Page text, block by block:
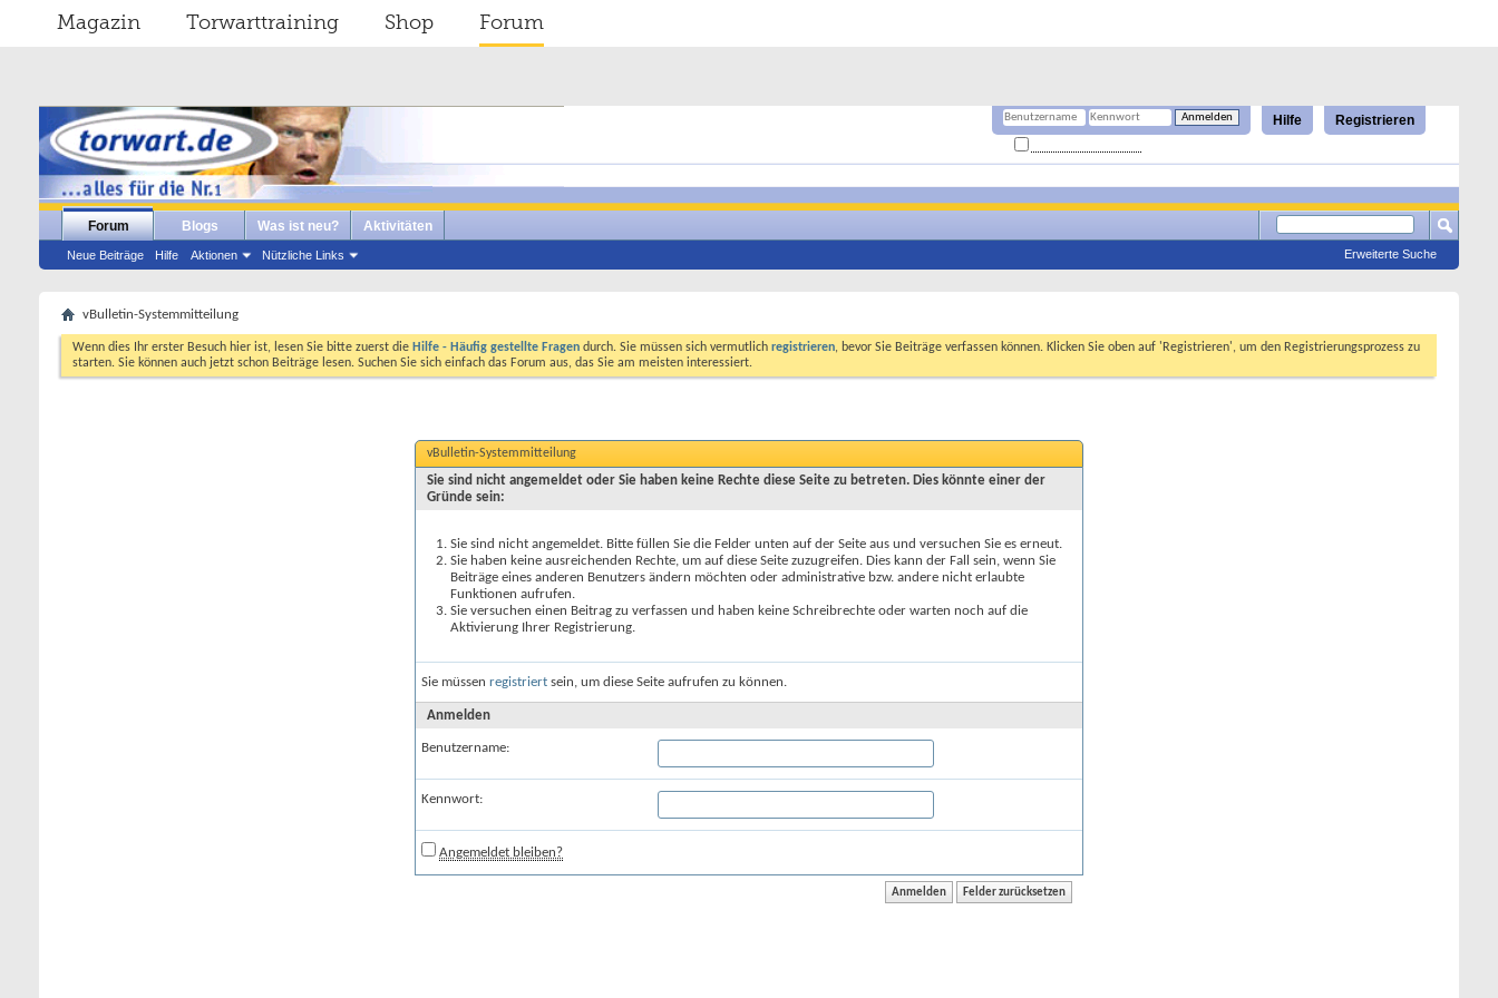
Magazin Torwarttraining Shop Forum
Registrieren
Hilfe
Forum
Neue Beiträge Hilfe Aktionen Nützliche Links
Blogs Was ist neu? Aktivitäten
Erweiterte Suche
vBulletin-Systemmitteilung
Wenn dies Ihr erster Besuch hier ist, lesen Sie bitte zuerst die Hilfe - Häufig gestellte Fragen durch. Sie müssen sich vermutlich registrieren, bevor Sie Beiträge verfassen können. Klicken Sie oben auf 'Registrieren', um den Registrierungsprozess zu
starten. Sie können auch jetzt schon Beiträge lesen. Suchen Sie sich einfach das Forum aus, das Sie am meisten interessiert.
vBulletin-Systemmitteilung
Sie sind nicht angemeldet oder Sie haben keine Rechte diese Seite zu betreten. Dies könnte einer der
Gründe sein:
Sie sind nicht angemeldet. Bitte füllen Sie die Felder unten auf der Seite aus und versuchen Sie es erneut.
Sie haben keine ausreichenden Rechte, um auf diese Seite zuzugreifen. Dies kann der Fall sein, wenn Sie
Beiträge eines anderen Benutzers ändern möchten oder administrative bzw. andere nicht erlaubte
Funktionen aufrufen.
Sie versuchen einen Beitrag zu verfassen und haben keine Schreibrechte oder warten noch auf die
Aktivierung Ihrer Registrierung.
Sie müssen registriert sein, um diese Seite aufrufen zu können.
Anmelden
Benutzername:
Kennwort:
Angemeldet bleiben?